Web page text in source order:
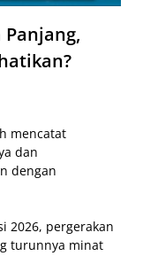
Panjang,
mencatat
dan
dengan
2026, pergerakan
turunnya minat